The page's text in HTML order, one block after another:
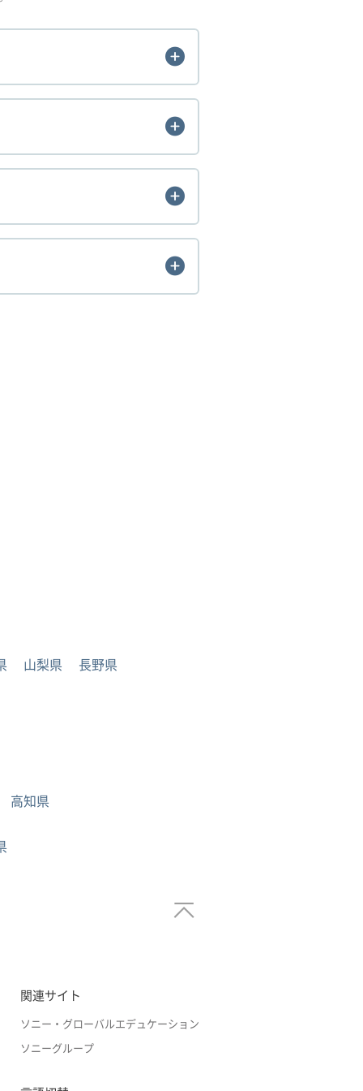
山梨県 長野県
高知県
関連サイト
ソニー・グローバルエデュケーション
ソニーグループ